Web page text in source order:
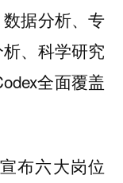
据分析、专
、科学研究
全面覆盖
布六大岗位